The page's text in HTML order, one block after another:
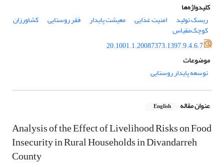
کلیدواژه‌ها
ریسک تولید
امنیت غذایی معیشت پایدار فقر روستایی کشاورزان
کوچک‌مقیاس
20.1001.1.20087373.1397.9.4.6.7
موضوعات
توسعه پایدار روستایی
عنوان مقاله English
Analysis of the Effect of Livelihood Risks on Food
Insecurity in Rural Households in Divandarreh
County